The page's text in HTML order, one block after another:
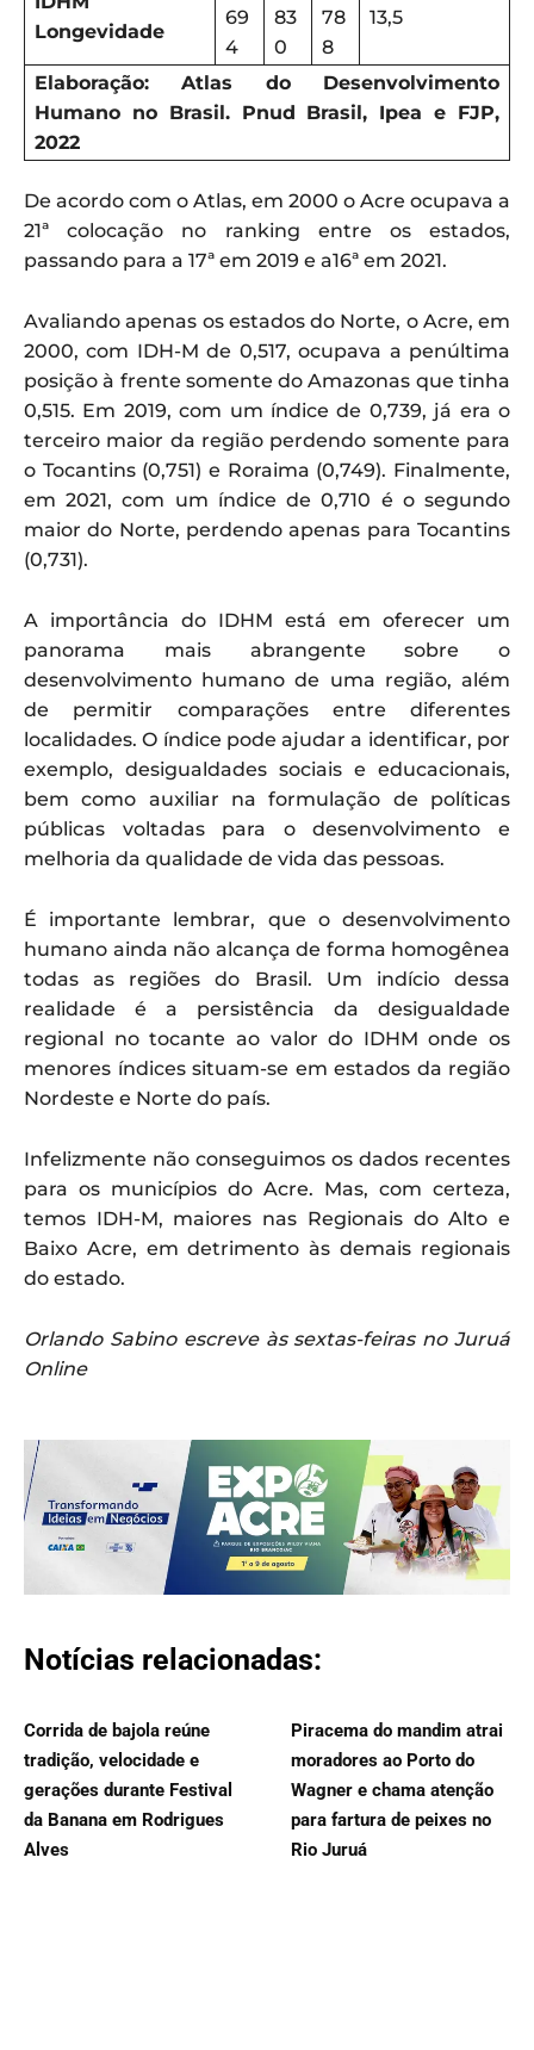
Longevidade
69
4
83
0
78
8
13,5
Elaboração: Atlas do Desenvolvimento
Humano no Brasil. Pnud Brasil, Ipea e FJP,
2022
De acordo com o Atlas, em 2000 o Acre ocupava a
21ª colocação no ranking entre os estados,
passando para a 17ª em 2019 e a16ª em 2021.
Avaliando apenas os estados do Norte, o Acre, em
2000, com IDH-M de 0,517, ocupava a penúltima
posição à frente somente do Amazonas que tinha
0,515. Em 2019, com um índice de 0,739, já era o
terceiro maior da região perdendo somente para
o Tocantins (0,751) e Roraima (0,749). Finalmente,
em 2021, com um índice de 0,710 é o segundo
maior do Norte, perdendo apenas para Tocantins
(0,731).
A importância do IDHM está em oferecer um
panorama mais abrangente sobre o
desenvolvimento humano de uma região, além
de permitir comparações entre diferentes
localidades. O índice pode ajudar a identificar, por
exemplo, desigualdades sociais e educacionais,
bem como auxiliar na formulação de políticas
públicas voltadas para o desenvolvimento e
melhoria da qualidade de vida das pessoas.
É importante lembrar, que o desenvolvimento
humano ainda não alcança de forma homogênea
todas as regiões do Brasil. Um indício dessa
realidade é a persistência da desigualdade
regional no tocante ao valor do IDHM onde os
menores índices situam-se em estados da região
Nordeste e Norte do país.
Infelizmente não conseguimos os dados recentes
para os municípios do Acre. Mas, com certeza,
temos IDH-M, maiores nas Regionais do Alto e
Baixo Acre, em detrimento às demais regionais
do estado.
Orlando Sabino escreve às sextas-feiras no Juruá
Online
Notícias relacionadas:
Corrida de bajola reúne
tradição, velocidade e
gerações durante Festival
da Banana em Rodrigues
Alves
Piracema do mandim atrai
moradores ao Porto do
Wagner e chama atenção
para fartura de peixes no
Rio Juruá